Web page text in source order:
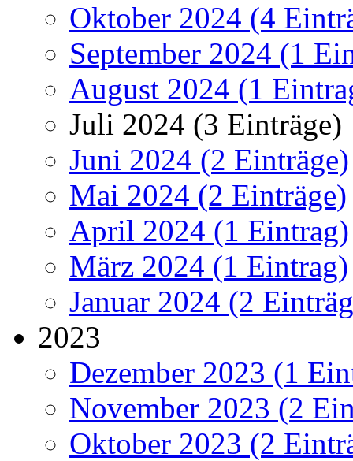
Oktober 2024 (4
September 2024 (1
August 2024 (1
Juli 2024 (3 Einträge)
Juni 2024 (2 Einträge)
Mai 2024 (2 Einträge)
April 2024 (1 Eintrag)
März 2024 (1 Eintrag)
Januar 2024 (2
2023
Dezember 2023 (1
November 2023 (2
Oktober 2023 (2